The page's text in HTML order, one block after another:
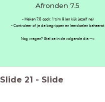
Afronden 7.5
- Maken 7.5 opdr. 1 t/m 9 (en kijk jezelf na)
- Controleer of je de begrippen en leerdoelen beheerst
Nog vragen? Stel ze in de volgende dia -->
Slide 21 - Slide